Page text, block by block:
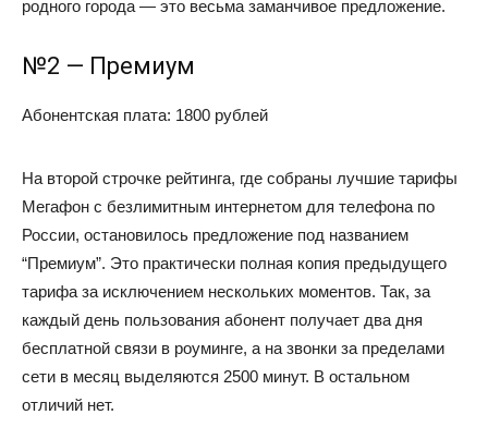
родного города — это весьма заманчивое предложение.
№2 — Премиум
Абонентская плата: 1800 рублей
На второй строчке рейтинга, где собраны лучшие тарифы
Мегафон с безлимитным интернетом для телефона по
России, остановилось предложение под названием
“Премиум”. Это практически полная копия предыдущего
тарифа за исключением нескольких моментов. Так, за
каждый день пользования абонент получает два дня
бесплатной связи в роуминге, а на звонки за пределами
сети в месяц выделяются 2500 минут. В остальном
отличий нет.